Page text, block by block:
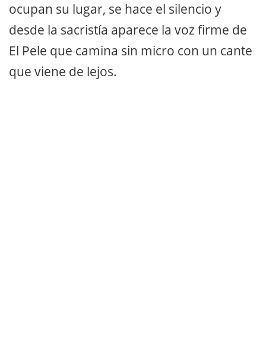
ocupan su lugar, se hace el silencio y
desde la sacristía aparece la voz firme de
El Pele que camina sin micro con un cante
que viene de lejos.